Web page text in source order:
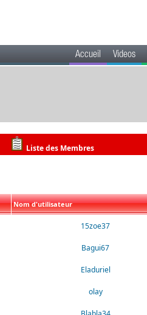
Accueil Videos
Liste des Membres
Nom d'utilisateur
15zoe37
Bagui67
Eladuriel
olay